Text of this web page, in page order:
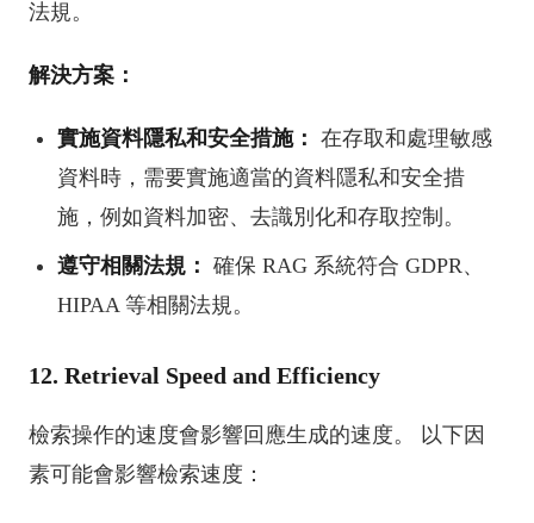
法規。
解決方案：
實施資料隱私和安全措施： 在存取和處理敏感
資料時，需要實施適當的資料隱私和安全措
施，例如資料加密、去識別化和存取控制。
遵守相關法規： 確保 RAG 系統符合 GDPR、
HIPAA 等相關法規。
12. Retrieval Speed and Efficiency
檢索操作的速度會影響回應生成的速度。 以下因
素可能會影響檢索速度：